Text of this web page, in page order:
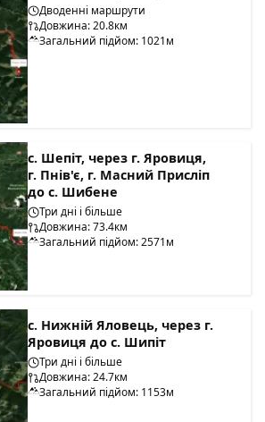
Дводенні маршрути
Довжина: 20.8км
Загальний підйом: 1021м
с. Шепіт, через г. Яровиця,
г. Пнів'є, г. Масний Присліп
до с. Шибене
Три дні і більше
Довжина: 73.4км
Загальний підйом: 2571м
с. Нижній Яловець, через г.
Яровиця до с. Шипіт
Три дні і більше
Довжина: 24.7км
Загальний підйом: 1153м